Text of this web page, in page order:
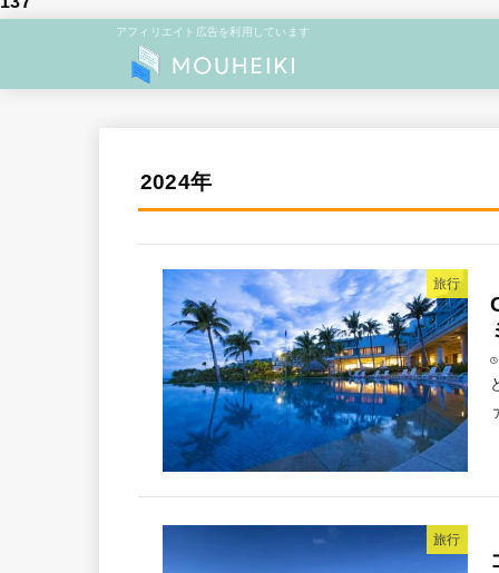
アフィリエイト広告を利用しています
2024年
旅行
旅行